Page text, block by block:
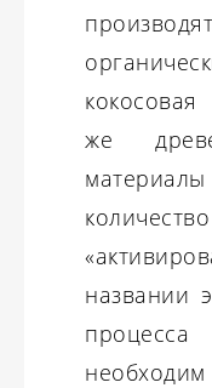
же
названии
процесса